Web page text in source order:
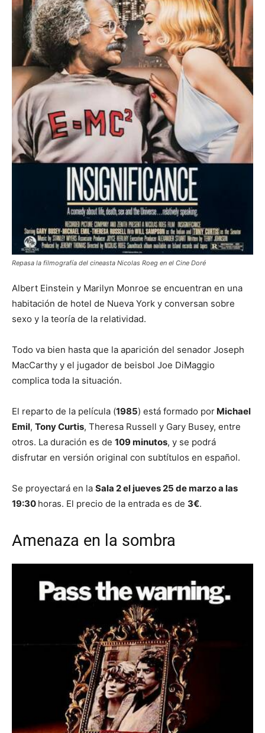
Repasa la filmografía del cineasta Nicolas Roeg en el Cine Doré
Albert Einstein y Marilyn Monroe se encuentran en una
habitación de hotel de Nueva York y conversan sobre
sexo y la teoría de la relatividad.
Todo va bien hasta que la aparición del senador Joseph
MacCarthy y el jugador de beisbol Joe DiMaggio
complica toda la situación.
El reparto de la película (1985) está formado por Michael
Emil, Tony Curtis, Theresa Russell y Gary Busey, entre
otros. La duración es de 109 minutos, y se podrá
disfrutar en versión original con subtítulos en español.
Se proyectará en la Sala 2 el jueves 25 de marzo a las
19:30 horas. El precio de la entrada es de 3€.
Amenaza en la sombra